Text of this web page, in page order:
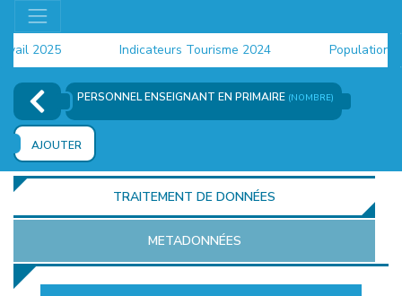
2025 Indicateurs Tourisme 2024 Population
PERSONNEL ENSEIGNANT EN PRIMAIRE (NOMBRE)
AJOUTER
TRAITEMENT DE DONNÉES
METADONNÉES